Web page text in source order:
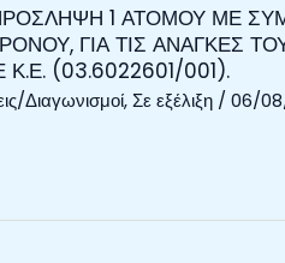
1 ΑΤΟΜΟΥ ΜΕ
ΓΙΑ ΤΙΣ ΑΝΑΓΚΕΣ
Κ.Ε. (03.6022601/001).
Διαγωνισμοί,Σε εξέλιξη / 06/